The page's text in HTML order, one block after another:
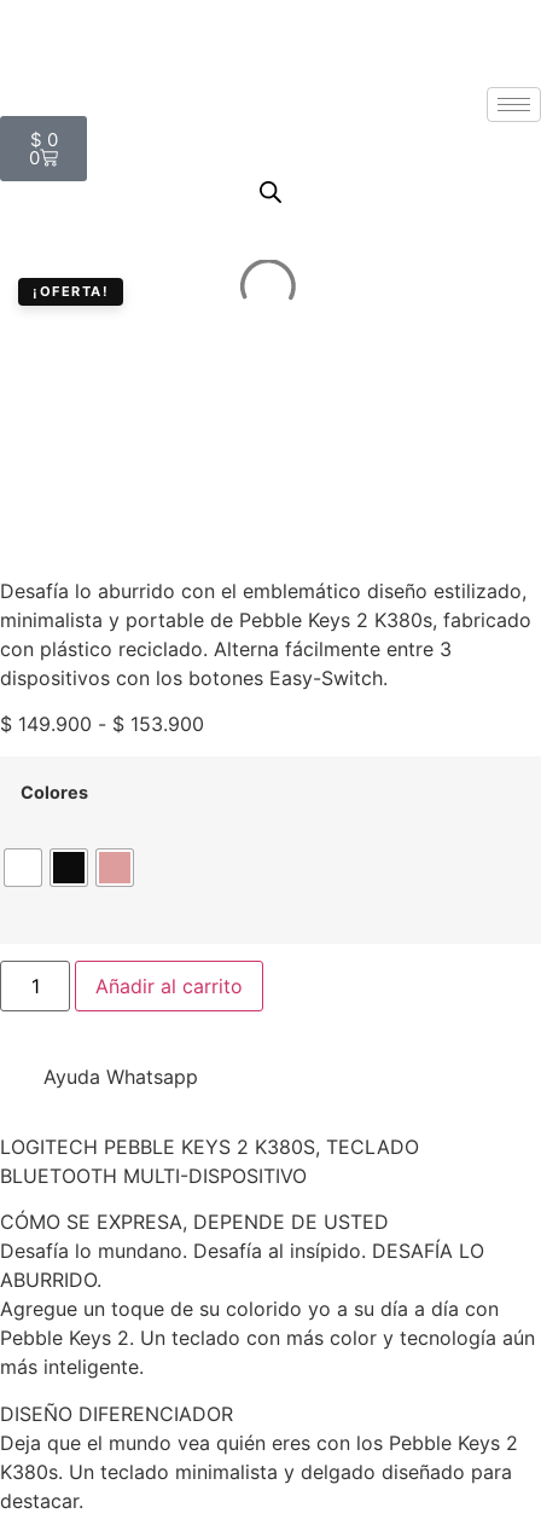
$ 0
0
¡OFERTA!
Desafía lo aburrido con el emblemático diseño estilizado,
minimalista y portable de Pebble Keys 2 K380s, fabricado
con plástico reciclado. Alterna fácilmente entre 3
dispositivos con los botones Easy-Switch.
$ 149.900 - $ 153.900
Colores
Añadir al carrito
Ayuda Whatsapp
LOGITECH PEBBLE KEYS 2 K380S, TECLADO
BLUETOOTH MULTI-DISPOSITIVO
CÓMO SE EXPRESA, DEPENDE DE USTED
Desafía lo mundano. Desafía al insípido. DESAFÍA LO
ABURRIDO.
Agregue un toque de su colorido yo a su día a día con
Pebble Keys 2. Un teclado con más color y tecnología aún
más inteligente.
DISEÑO DIFERENCIADOR
Deja que el mundo vea quién eres con los Pebble Keys 2
K380s. Un teclado minimalista y delgado diseñado para
destacar.